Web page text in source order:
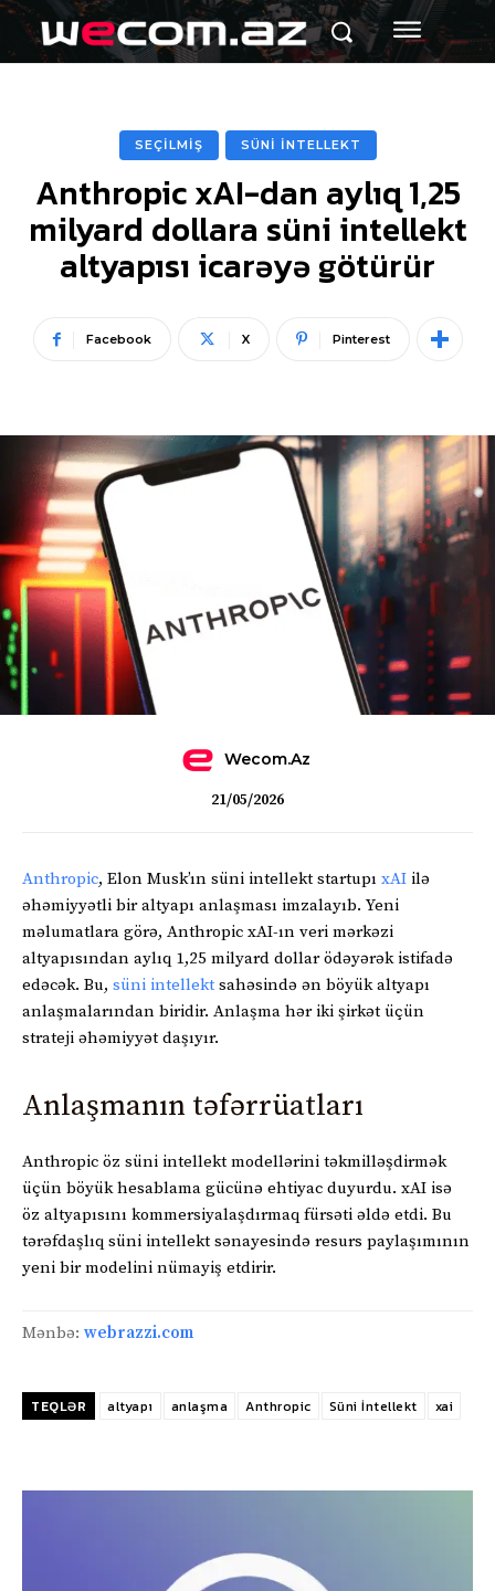
SEÇİLMİŞ SÜNİ İNTELLEKT
Anthropic xAI-dan aylıq 1,25
milyard dollara süni intellekt
altyapısı icarəyə götürür
Facebook X Pinterest
Wecom.az
21/05/2026
Anthropic, Elon Musk’ın süni intellekt startupı xAI ilə
əhəmiyyətli bir altyapı anlaşması imzalayıb. Yeni
məlumatlara görə, Anthropic xAI-ın veri mərkəzi
altyapısından aylıq 1,25 milyard dollar ödəyərək istifadə
edəcək. Bu, süni intellekt sahəsində ən böyük altyapı
anlaşmalarından biridir. Anlaşma hər iki şirkət üçün
strateji əhəmiyyət daşıyır.
Anlaşmanın təfərrüatları
Anthropic öz süni intellekt modellərini təkmilləşdirmək
üçün böyük hesablama gücünə ehtiyac duyurdu. xAI isə
öz altyapısını kommersiyalaşdırmaq fürsəti əldə etdi. Bu
tərəfdaşlıq süni intellekt sənayesində resurs paylaşımının
yeni bir modelini nümayiş etdirir.
Mənbə: webrazzi.com
TEQLƏR altyapı anlaşma Anthropic Süni İntellekt xai